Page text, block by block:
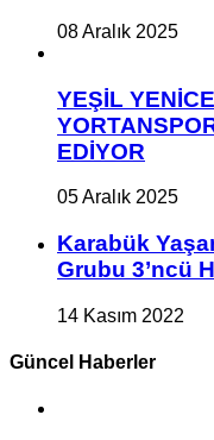
08 Aralık 2025
YEŞİL
EDİYOR
05 Aralık 2025
Karabük
Grubu 3’ncü
14 Kasım 2022
Güncel Haberler